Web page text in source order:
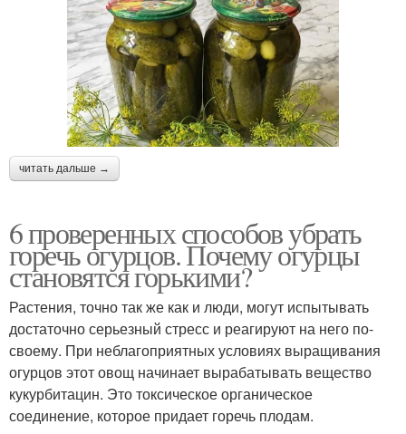
читать дальше →
6 проверенных способов убрать
горечь огурцов. Почему огурцы
становятся горькими?
Растения, точно так же как и люди, могут испытывать
достаточно серьезный стресс и реагируют на него по-
своему. При неблагоприятных условиях выращивания
огурцов этот овощ начинает вырабатывать вещество
кукурбитацин. Это токсическое органическое
соединение, которое придает горечь плодам.